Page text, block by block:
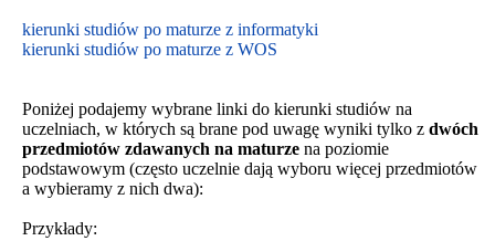
kierunki studiów po maturze z informatyki
kierunki studiów po maturze z WOS
Poniżej podajemy wybrane linki do kierunki studiów na
uczelniach, w których są brane pod uwagę wyniki tylko z dwóch
przedmiotów zdawanych na maturze na poziomie
podstawowym (często uczelnie dają wyboru więcej przedmiotów
a wybieramy z nich dwa):
Przykłady: